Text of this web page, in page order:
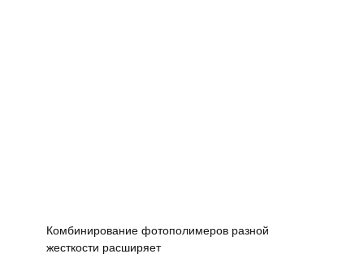
Комбинирование фотополимеров разной
жесткости расширяет